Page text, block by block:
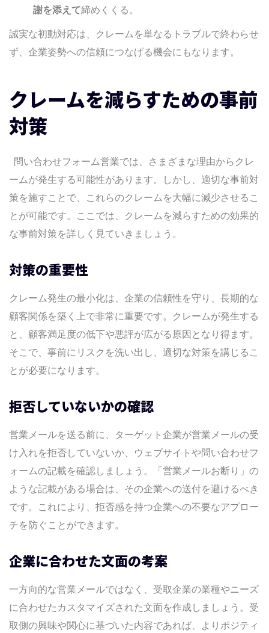
謝を添えて締めくくる。
誠実な初動対応は、クレームを単なるトラブルで終わらせ
ず、企業姿勢への信頼につなげる機会にもなります。
クレームを減らすための事前
対策
問い合わせフォーム営業では、さまざまな理由からクレ
ームが発生する可能性があります。しかし、適切な事前対
策を施すことで、これらのクレームを大幅に減少させるこ
とが可能です。ここでは、クレームを減らすための効果的
な事前対策を詳しく見ていきましょう。
対策の重要性
クレーム発生の最小化は、企業の信頼性を守り、長期的な
顧客関係を築く上で非常に重要です。クレームが発生する
と、顧客満足度の低下や悪評が広がる原因となり得ます。
そこで、事前にリスクを洗い出し、適切な対策を講じるこ
とが必要になります。
拒否していないかの確認
営業メールを送る前に、ターゲット企業が営業メールの受
け入れを拒否していないか、ウェブサイトや問い合わせフ
ォームの記載を確認しましょう。「営業メールお断り」の
ような記載がある場合は、その企業への送付を避けるべき
です。これにより、拒否感を持つ企業への不要なアプロー
チを防ぐことができます。
企業に合わせた文面の考案
一方向的な営業メールではなく、受取企業の業種やニーズ
に合わせたカスタマイズされた文面を作成しましょう。受
取側の興味や関心に基づいた内容であれば、よりポジティ